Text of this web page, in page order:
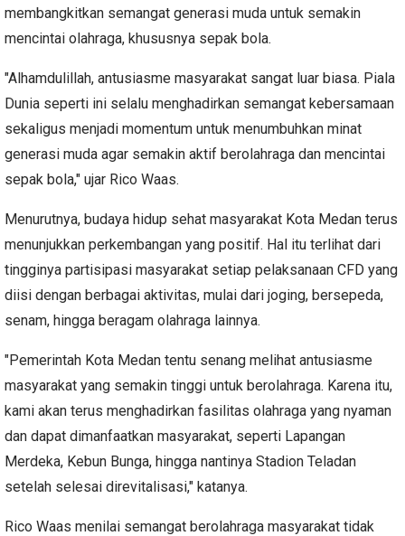
membangkitkan semangat generasi muda untuk semakin
mencintai olahraga, khususnya sepak bola.
"Alhamdulillah, antusiasme masyarakat sangat luar biasa. Piala
Dunia seperti ini selalu menghadirkan semangat kebersamaan
sekaligus menjadi momentum untuk menumbuhkan minat
generasi muda agar semakin aktif berolahraga dan mencintai
sepak bola," ujar Rico Waas.
Menurutnya, budaya hidup sehat masyarakat Kota Medan terus
menunjukkan perkembangan yang positif. Hal itu terlihat dari
tingginya partisipasi masyarakat setiap pelaksanaan CFD yang
diisi dengan berbagai aktivitas, mulai dari joging, bersepeda,
senam, hingga beragam olahraga lainnya.
"Pemerintah Kota Medan tentu senang melihat antusiasme
masyarakat yang semakin tinggi untuk berolahraga. Karena itu,
kami akan terus menghadirkan fasilitas olahraga yang nyaman
dan dapat dimanfaatkan masyarakat, seperti Lapangan
Merdeka, Kebun Bunga, hingga nantinya Stadion Teladan
setelah selesai direvitalisasi," katanya.
Rico Waas menilai semangat berolahraga masyarakat tidak